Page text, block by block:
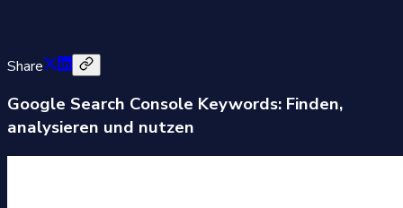
Share
Google Search Console Keywords: Finden,
analysieren und nutzen